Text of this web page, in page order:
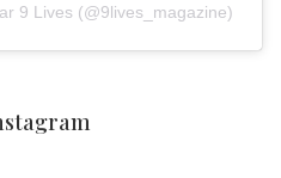
9 Lives (@9lives_magazine)